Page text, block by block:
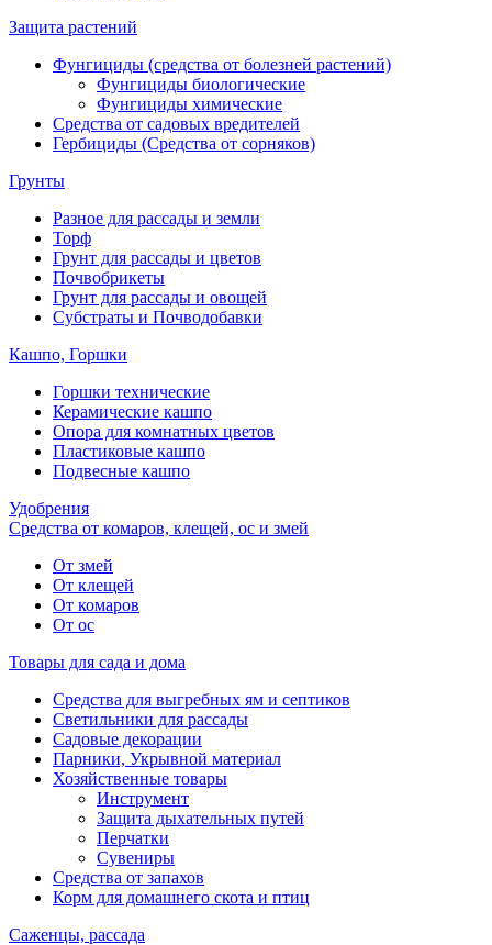
Защита растений
Фунгициды (средства от болезней растений)
Фунгициды биологические
Фунгициды химические
Средства от садовых вредителей
Гербициды (Средства от сорняков)
Грунты
Разное для рассады и земли
Торф
Грунт для рассады и цветов
Почвобрикеты
Грунт для рассады и овощей
Субстраты и Почводобавки
Кашпо, Горшки
Горшки технические
Керамические кашпо
Опора для комнатных цветов
Пластиковые кашпо
Подвесные кашпо
Удобрения
Средства от комаров, клещей, ос и змей
От змей
От клещей
От комаров
От ос
Товары для сада и дома
Средства для выгребных ям и септиков
Светильники для рассады
Садовые декорации
Парники, Укрывной материал
Хозяйственные товары
Инструмент
Защита дыхательных путей
Перчатки
Сувениры
Средства от запахов
Корм для домашнего скота и птиц
Саженцы, рассада